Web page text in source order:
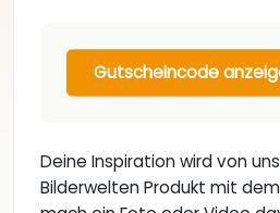
Gutscheincode
Deine Inspiration wird von
Bilderwelten Produkt mit